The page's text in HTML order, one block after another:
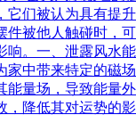
它们被认为具有提
件被他人触碰时，
响。一、泄露风水
家中带来特定的磁
能量场，导致能量
，降低其对运势的